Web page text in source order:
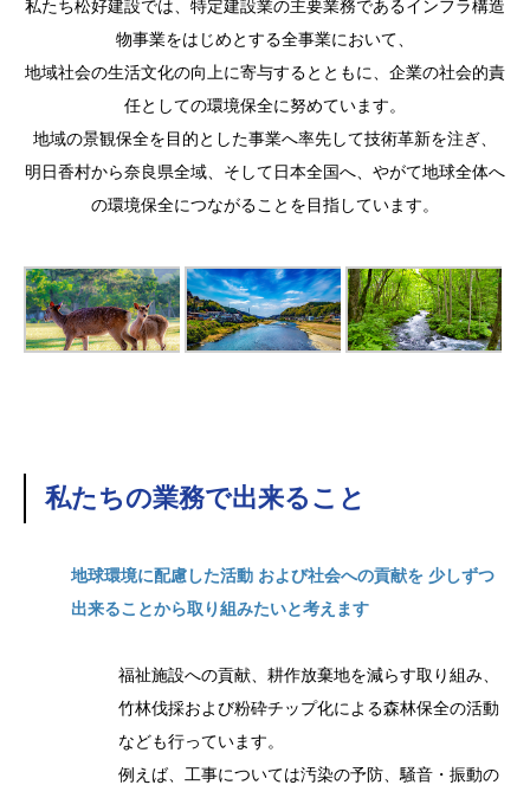
私たち松好建設では、特定建設業の主要業務であるインフラ構造
物事業をはじめとする全事業において、
地域社会の生活文化の向上に寄与するとともに、企業の社会的責
任としての環境保全に努めています。
地域の景観保全を目的とした事業へ率先して技術革新を注ぎ、
明日香村から奈良県全域、そして日本全国へ、やがて地球全体へ
の環境保全につながることを目指しています。
私たちの業務で出来ること
地球環境に配慮した活動 および社会への貢献を 少しずつ
出来ることから取り組みたいと考えます
福祉施設への貢献、耕作放棄地を減らす取り組み、
竹林伐採および粉砕チップ化による森林保全の活動
なども行っています。
例えば、工事については汚染の予防、騒音・振動の